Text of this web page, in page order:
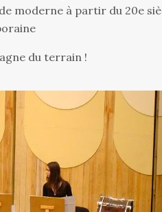
moderne à partir du 20e
du terrain !